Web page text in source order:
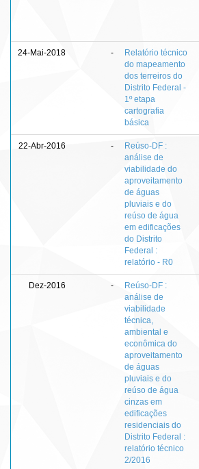
24-Mai-2018 -
Relatório técnico
do mapeamento
dos terreiros do
Distrito Federal -
1º etapa
cartografia
básica
22-Abr-2016 -
Reúso-DF :
análise de
viabilidade do
aproveitamento
de águas
pluviais e do
reúso de água
em edificações
do Distrito
Federal :
relatório - R0
Dez-2016 -
Reúso-DF :
análise de
viabilidade
técnica,
ambiental e
econômica do
aproveitamento
de águas
pluviais e do
reúso de água
cinzas em
edificações
residenciais do
Distrito Federal :
relatório técnico
2/2016